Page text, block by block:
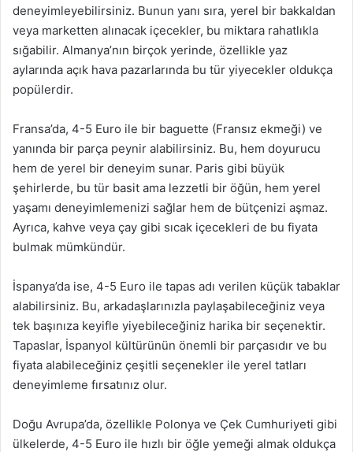
deneyimleyebilirsiniz. Bunun yanı sıra, yerel bir bakkaldan
veya marketten alınacak içecekler, bu miktara rahatlıkla
sığabilir. Almanya’nın birçok yerinde, özellikle yaz
aylarında açık hava pazarlarında bu tür yiyecekler oldukça
popülerdir.
Fransa’da, 4-5 Euro ile bir baguette (Fransız ekmeği) ve
yanında bir parça peynir alabilirsiniz. Bu, hem doyurucu
hem de yerel bir deneyim sunar. Paris gibi büyük
şehirlerde, bu tür basit ama lezzetli bir öğün, hem yerel
yaşamı deneyimlemenizi sağlar hem de bütçenizi aşmaz.
Ayrıca, kahve veya çay gibi sıcak içecekleri de bu fiyata
bulmak mümkündür.
İspanya’da ise, 4-5 Euro ile tapas adı verilen küçük tabaklar
alabilirsiniz. Bu, arkadaşlarınızla paylaşabileceğiniz veya
tek başınıza keyifle yiyebileceğiniz harika bir seçenektir.
Tapaslar, İspanyol kültürünün önemli bir parçasıdır ve bu
fiyata alabileceğiniz çeşitli seçenekler ile yerel tatları
deneyimleme fırsatınız olur.
Doğu Avrupa’da, özellikle Polonya ve Çek Cumhuriyeti gibi
ülkelerde, 4-5 Euro ile hızlı bir öğle yemeği almak oldukça